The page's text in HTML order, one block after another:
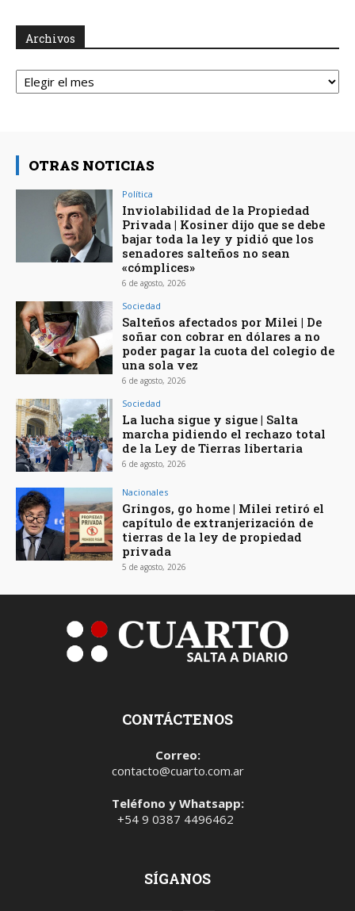
Archivos
Archivos
OTRAS NOTICIAS
Política
Inviolabilidad de la Propiedad
Privada | Kosiner dijo que se debe
bajar toda la ley y pidió que los
senadores salteños no sean
«cómplices»
6 de agosto, 2026
Sociedad
Salteños afectados por Milei | De
soñar con cobrar en dólares a no
poder pagar la cuota del colegio de
una sola vez
6 de agosto, 2026
Sociedad
La lucha sigue y sigue | Salta
marcha pidiendo el rechazo total
de la Ley de Tierras libertaria
6 de agosto, 2026
Nacionales
Gringos, go home | Milei retiró el
capítulo de extranjerización de
tierras de la ley de propiedad
privada
5 de agosto, 2026
CONTÁCTENOS
Correo:
contacto@cuarto.com.ar
Teléfono y Whatsapp:
+54 9 0387 4496462
SÍGANOS